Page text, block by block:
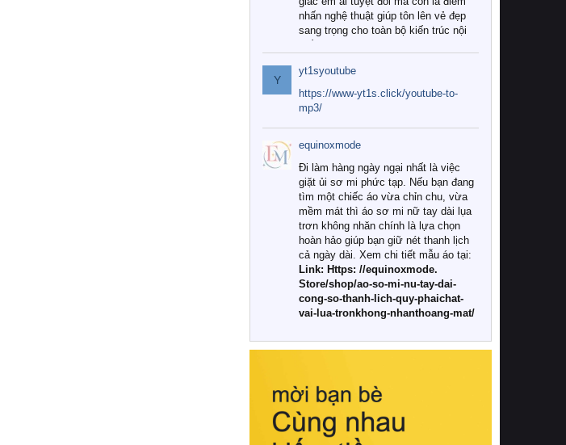
nhấn nghệ thuật giúp tôn lên vẻ đẹp
sang trọng cho toàn bộ kiến trúc nội
Tuy nhiên, giữa thị trường đa dạng
với vô vàn thương hiệu và mẫu mã
như hiện nay, làm thế nào để chọn
được những bộ chăn ga gối đệm cao
cấp thực sự chất lượng, phù hợp với
khí hậu và nhu cầu sử dụng của gia
đình? Hãy cùng chúng tôi đi tìm lời
giải đáp chi tiết qua bài viết dưới đây.
1. Tại sao các gia đình hiện đại lại ưa
chuộng chăn ga gối đệm cao cấp?
Khác với các dòng sản phẩm thông
thường, những bộ chăn ga gối đệm
cao cấp trải qua quy trình sản xuất
nghiêm ngặt từ khâu chọn lọc nguyên
liệu tự nhiên đến công nghệ dệt
nhuộm hiện đại không chứa hóa chất
này, bạn sẽ cảm nhận rõ rệt sự khác
hồi chuẩn xác của phần đệm nâng đỡ
cột sống.
Bên cạnh đó, việc lựa chọn các dòng
Y
yt1syoutube
https://www-yt1s.click/youtube-to-
mp3/
equinoxmode
Đi làm hàng ngày ngại nhất là việc
giặt ủi sơ mi phức tạp. Nếu bạn đang
tìm một chiếc áo vừa chỉn chu, vừa
mềm mát thì áo sơ mi nữ tay dài lụa
trơn không nhăn chính là lựa chọn
hoàn hảo giúp bạn giữ nét thanh lịch
cả ngày dài. Xem chi tiết mẫu áo tại:
Link: Https: //equinoxmode.
Store/shop/ao-so-mi-nu-tay-dai-
cong-so-thanh-lich-quy-phaichat-
vai-lua-tronkhong-nhanthoang-mat/